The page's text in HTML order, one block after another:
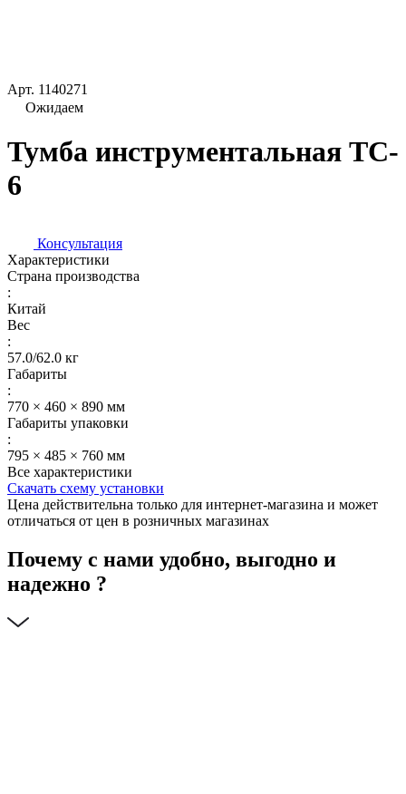
Арт. 1140271
Ожидаем
Тумба инструментальная TC-
6
Консультация
Характеристики
Страна производства
:
Китай
Вес
:
57.0/62.0 кг
Габариты
:
770 × 460 × 890 мм
Габариты упаковки
:
795 × 485 × 760 мм
Все характеристики
Скачать схему установки
Цена действительна только для интернет-магазина и может
отличаться от цен в розничных магазинах
Почему с нами удобно, выгодно и
надежно ?